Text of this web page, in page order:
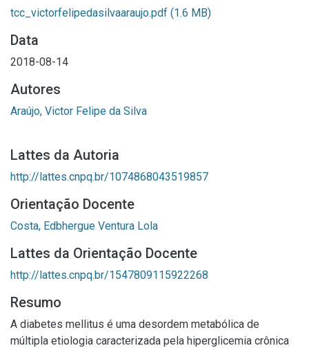
tcc_victorfelipedasilvaaraujo.pdf (1.6 MB)
Data
2018-08-14
Autores
Araújo, Victor Felipe da Silva
Lattes da Autoria
http://lattes.cnpq.br/1074868043519857
Orientação Docente
Costa, Edbhergue Ventura Lola
Lattes da Orientação Docente
http://lattes.cnpq.br/1547809115922268
Resumo
A diabetes mellitus é uma desordem metabólica de
múltipla etiologia caracterizada pela hiperglicemia crônica